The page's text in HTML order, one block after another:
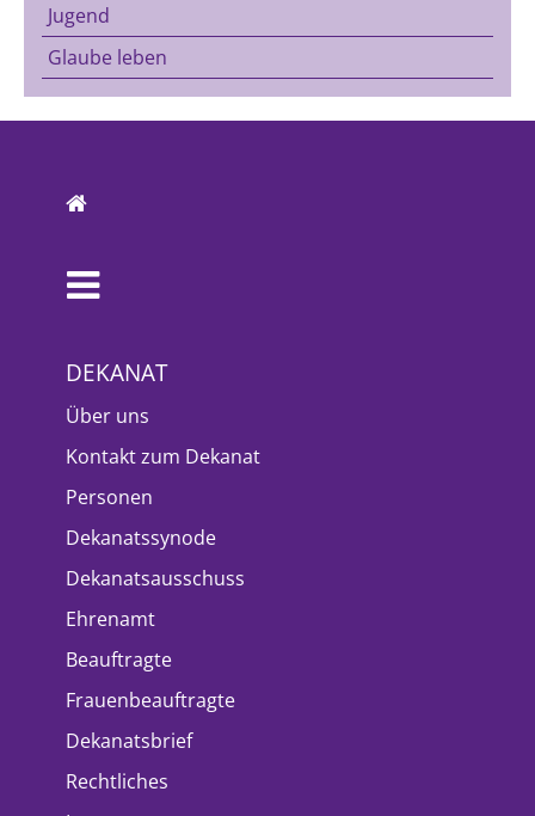
Jugend
Glaube leben
DEKANAT
Über uns
Kontakt zum Dekanat
Personen
Dekanatssynode
Dekanatsausschuss
Ehrenamt
Beauftragte
Frauenbeauftragte
Dekanatsbrief
Rechtliches